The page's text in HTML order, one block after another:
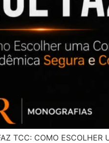
TCC: COMO